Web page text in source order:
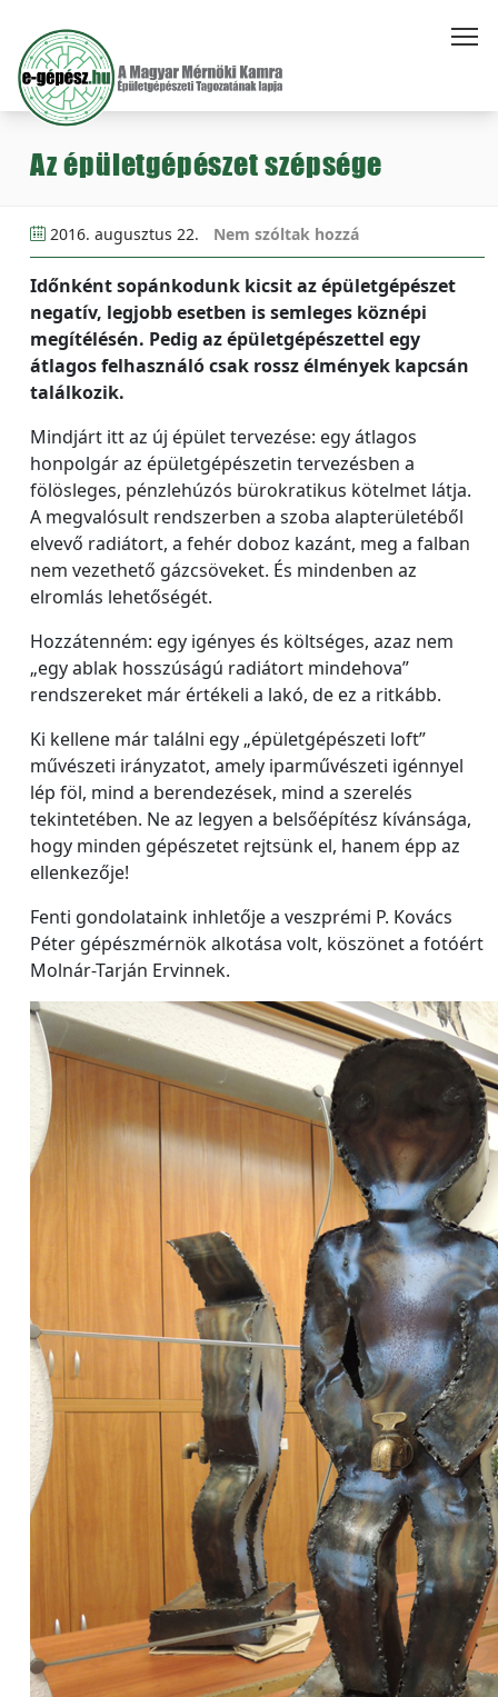
Az épületgépészet szépsége
2016. augusztus 22. Nem szóltak hozzá
Időnként sopánkodunk kicsit az épületgépészet
negatív, legjobb esetben is semleges köznépi
megítélésén. Pedig az épületgépészettel egy
átlagos felhasználó csak rossz élmények kapcsán
találkozik.
Mindjárt itt az új épület tervezése: egy átlagos
honpolgár az épületgépészetin tervezésben a
fölösleges, pénzlehúzós bürokratikus kötelmet látja.
A megvalósult rendszerben a szoba alapterületéből
elvevő radiátort, a fehér doboz kazánt, meg a falban
nem vezethető gázcsöveket. És mindenben az
elromlás lehetőségét.
Hozzátenném: egy igényes és költséges, azaz nem
„egy ablak hosszúságú radiátort mindehova”
rendszereket már értékeli a lakó, de ez a ritkább.
Ki kellene már találni egy „épületgépészeti loft”
művészeti irányzatot, amely iparművészeti igénnyel
lép föl, mind a berendezések, mind a szerelés
tekintetében. Ne az legyen a belsőépítész kívánsága,
hogy minden gépészetet rejtsünk el, hanem épp az
ellenkezője!
Fenti gondolataink inhletője a veszprémi P. Kovács
Péter gépészmérnök alkotása volt, köszönet a fotóért
Molnár-Tarján Ervinnek.